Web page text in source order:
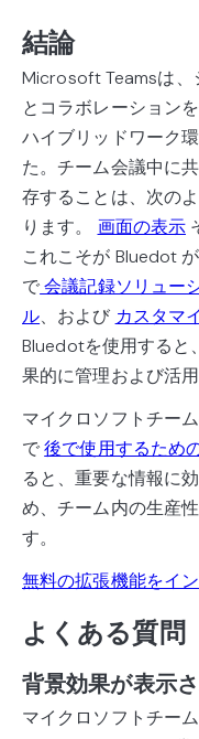
結論
Microsoft Teamsは、
とコラボレーション
ハイブリッドワーク
た。チーム会議中に
存することは、次の
ります。 画面の表示
これこそが Bluedot
で会議記録ソリュー
ル、および カスタマ
Bluedotを使用すると
果的に管理および活用
マイクロソフトチー
で後で使用するため
ると、重要な情報に
め、チーム内の生産
す。
無料の拡張機能をイ
よくある質問
背景効果が表示
マイクロソフトチー